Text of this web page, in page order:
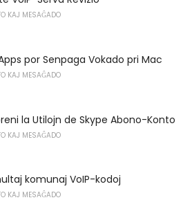
KAJ MESAĜADO
por Senpaga Vokado pri Mac
KAJ MESAĜADO
la Utilojn de Skype Abono-Konto
KAJ MESAĜADO
komunaj VoIP-kodoj
KAJ MESAĜADO